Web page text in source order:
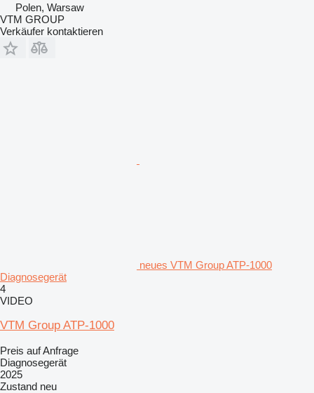
Polen, Warsaw
VTM GROUP
Verkäufer kontaktieren
neues VTM Group ATP-1000
Diagnosegerät
4
VIDEO
VTM Group ATP-1000
Preis auf Anfrage
Diagnosegerät
2025
Zustand neu